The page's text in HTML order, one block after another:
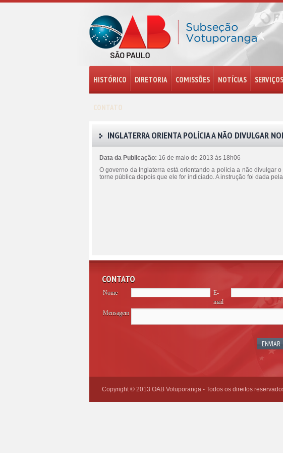
HISTÓRICO DIRETORIA COMISSÕES NOTÍCIAS SERVIÇOS
CONTATO
INGLATERRA ORIENTA POLÍCIA A NÃO DIVULGAR
Data da Publicação: 16 de maio de 2013 às 18h06
O governo da Inglaterra está orientando a polícia a não divulgar
torne pública depois que ele for indiciado. A instrução foi dada
CONTATO
Nome
E-
mail
Mensagem
Copyright © 2013 OAB Votuporanga - Todos os direitos